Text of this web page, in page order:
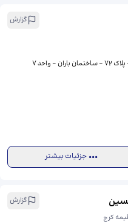
گزارش
واحد 7
جزئیات بیشتر
گزارش
کرج